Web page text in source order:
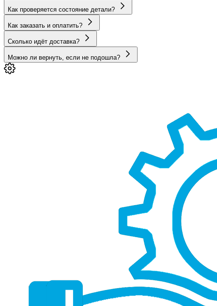
Как проверяется состояние детали?
Как заказать и оплатить?
Сколько идёт доставка?
Можно ли вернуть, если не подошла?